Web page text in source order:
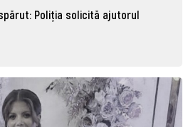
Poliţia solicită ajutorul